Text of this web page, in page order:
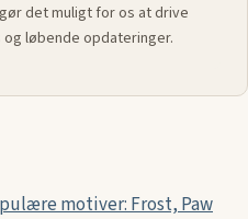
det muligt for os at drive
løbende opdateringer.
motiver: Frost, Paw